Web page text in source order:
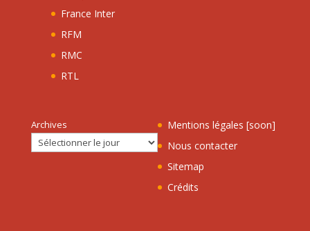
France Inter
RFM
RMC
RTL
Archives
Mentions légales [soon]
Nous contacter
Sitemap
Crédits